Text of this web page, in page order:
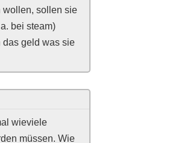
wollen, sollen sie
bei steam)
das geld was sie
wieviele
müssen. Wie